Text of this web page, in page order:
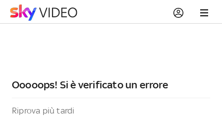
Ooooops! Si è verificato un errore
Riprova più tardi